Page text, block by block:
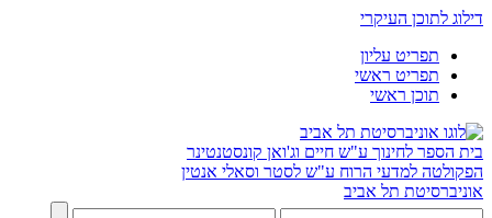
דילוג לתוכן העיקרי
תפריט עליון
תפריט ראשי
תוכן ראשי
בית הספר לחינוך ע"ש חיים וג'ואן קונסטנטינר
הפקולטה למדעי הרוח ע"ש לסטר וסאלי אנטין
אוניברסיטת תל אביב